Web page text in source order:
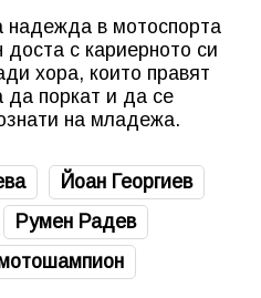
в мотоспорта
с кариерното си
хора, които правят
да поркат и да се
на младежа.
Йоан Георгиев
Румен Радев